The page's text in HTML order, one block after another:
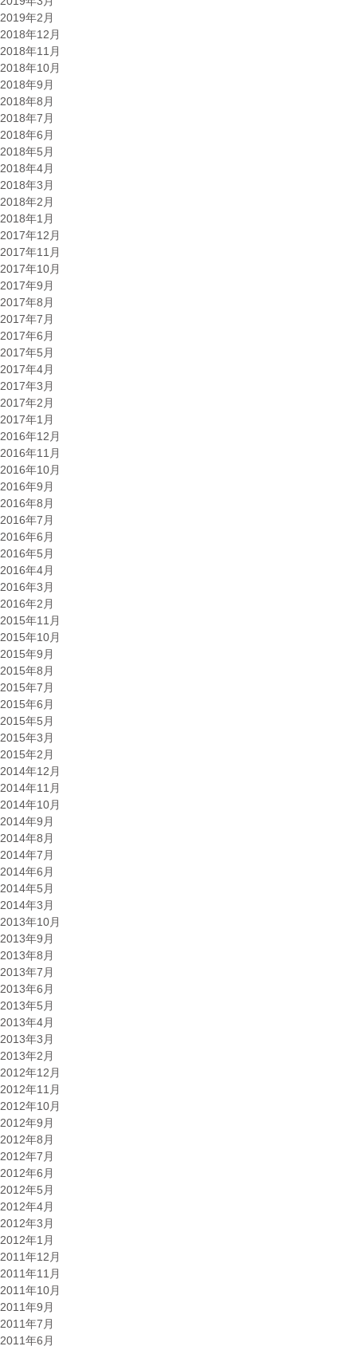
2019年2月
2018年12月
2018年11月
2018年10月
2018年9月
2018年8月
2018年7月
2018年6月
2018年5月
2018年4月
2018年3月
2018年2月
2018年1月
2017年12月
2017年11月
2017年10月
2017年9月
2017年8月
2017年7月
2017年6月
2017年5月
2017年4月
2017年3月
2017年2月
2017年1月
2016年12月
2016年11月
2016年10月
2016年9月
2016年8月
2016年7月
2016年6月
2016年5月
2016年4月
2016年3月
2016年2月
2015年11月
2015年10月
2015年9月
2015年8月
2015年7月
2015年6月
2015年5月
2015年3月
2015年2月
2014年12月
2014年11月
2014年10月
2014年9月
2014年8月
2014年7月
2014年6月
2014年5月
2014年3月
2013年10月
2013年9月
2013年8月
2013年7月
2013年6月
2013年5月
2013年4月
2013年3月
2013年2月
2012年12月
2012年11月
2012年10月
2012年9月
2012年8月
2012年7月
2012年6月
2012年5月
2012年4月
2012年3月
2012年1月
2011年12月
2011年11月
2011年10月
2011年9月
2011年7月
2011年6月